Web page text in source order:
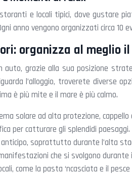
e locali tipici, dove gustare
anno vengono organizzati circa 10
organizza al meglio
auto, grazie alla sua posizione
l’alloggio, troverete diverse
è più mite e il mare è più calmo.
solare ad alta protezione, cappello
per catturare gli splendidi paesaggi.
anticipo, soprattutto durante l’alta
che si svolgono durante
come la pasta ‘ncasciata e il